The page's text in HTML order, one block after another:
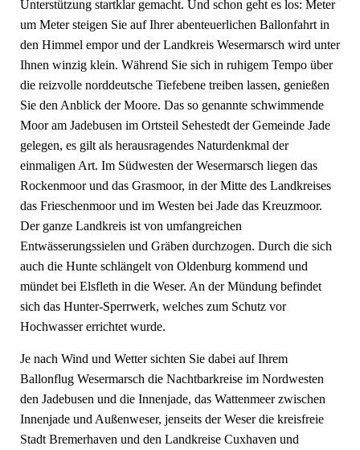
Unterstützung startklar gemacht. Und schon geht es los: Meter
um Meter steigen Sie auf Ihrer abenteuerlichen Ballonfahrt in
den Himmel empor und der Landkreis Wesermarsch wird unter
Ihnen winzig klein. Während Sie sich in ruhigem Tempo über
die reizvolle norddeutsche Tiefebene treiben lassen, genießen
Sie den Anblick der Moore. Das so genannte schwimmende
Moor am Jadebusen im Ortsteil Sehestedt der Gemeinde Jade
gelegen, es gilt als herausragendes Naturdenkmal der
einmaligen Art. Im Südwesten der Wesermarsch liegen das
Rockenmoor und das Grasmoor, in der Mitte des Landkreises
das Frieschenmoor und im Westen bei Jade das Kreuzmoor.
Der ganze Landkreis ist von umfangreichen
Entwässerungssielen und Gräben durchzogen. Durch die sich
auch die Hunte schlängelt von Oldenburg kommend und
mündet bei Elsfleth in die Weser. An der Mündung befindet
sich das Hunter-Sperrwerk, welches zum Schutz vor
Hochwasser errichtet wurde.
Je nach Wind und Wetter sichten Sie dabei auf Ihrem
Ballonflug Wesermarsch die Nachtbarkreise im Nordwesten
den Jadebusen und die Innenjade, das Wattenmeer zwischen
Innenjade und Außenweser, jenseits der Weser die kreisfreie
Stadt Bremerhaven und den Landkreise Cuxhaven und